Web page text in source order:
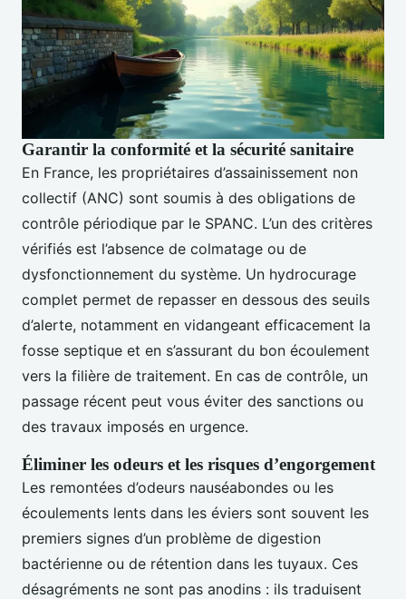
Garantir la conformité et la sécurité sanitaire
En France, les propriétaires d’assainissement non
collectif (ANC) sont soumis à des obligations de
contrôle périodique par le SPANC. L’un des critères
vérifiés est l’absence de colmatage ou de
dysfonctionnement du système. Un hydrocurage
complet permet de repasser en dessous des seuils
d’alerte, notamment en vidangeant efficacement la
fosse septique et en s’assurant du bon écoulement
vers la filière de traitement. En cas de contrôle, un
passage récent peut vous éviter des sanctions ou
des travaux imposés en urgence.
Éliminer les odeurs et les risques d’engorgement
Les remontées d’odeurs nauséabondes ou les
écoulements lents dans les éviers sont souvent les
premiers signes d’un problème de digestion
bactérienne ou de rétention dans les tuyaux. Ces
désagréments ne sont pas anodins : ils traduisent